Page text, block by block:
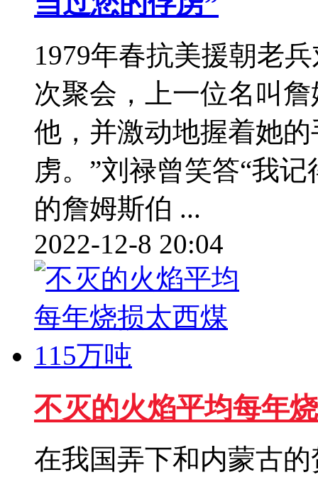
1979年春抗美援朝老
次聚会，上一位名叫
他，并激动地握着她
虏。”刘禄曾笑答“我
的詹姆斯伯 ...
2022-12-8 20:04
不灭的火焰平均每年
在我国弄下和内蒙古